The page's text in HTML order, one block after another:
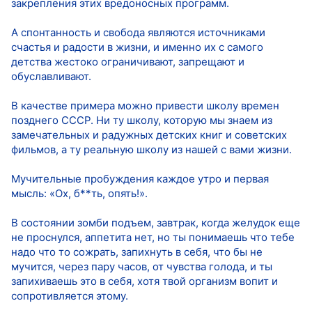
закрепления этих вредоносных программ.
А спонтанность и свобода являются источниками
счастья и радости в жизни, и именно их с самого
детства жестоко ограничивают, запрещают и
обуславливают.
В качестве примера можно привести школу времен
позднего СССР. Ни ту школу, которую мы знаем из
замечательных и радужных детских книг и советских
фильмов, а ту реальную школу из нашей с вами жизни.
Мучительные пробуждения каждое утро и первая
мысль: «Ох, б**ть, опять!».
В состоянии зомби подъем, завтрак, когда желудок еще
не проснулся, аппетита нет, но ты понимаешь что тебе
надо что то сожрать, запихнуть в себя, что бы не
мучится, через пару часов, от чувства голода, и ты
запихиваешь это в себя, хотя твой организм вопит и
сопротивляется этому.